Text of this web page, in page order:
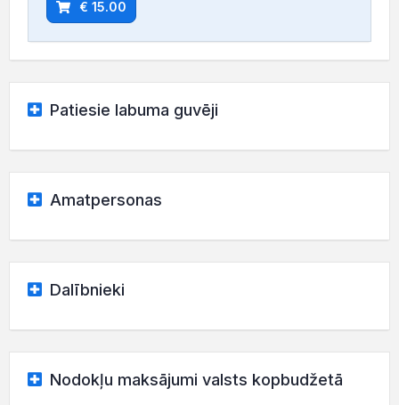
€ 15.00
Patiesie labuma guvēji
Amatpersonas
Dalībnieki
Nodokļu maksājumi valsts kopbudžetā